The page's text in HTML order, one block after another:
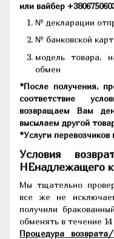
или вайбер
№ декларации
№ банковской
модель товара,
обмен
*После получения,
соответствие
возвращаем Вам
высылаем другой
*Услуги
Условия
НЕнадлежащего
Мы тщательно
все же не
получили
обменять в течение
Процедура